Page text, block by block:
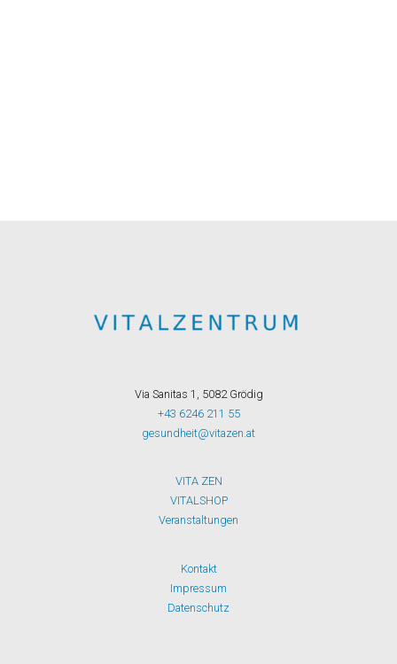
Via Sanitas 1, 5082 Grödig
+43 6246 211 55
gesundheit@vitazen.at
VITA ZEN
VITALSHOP
Veranstaltungen
Kontakt
Impressum
Datenschutz